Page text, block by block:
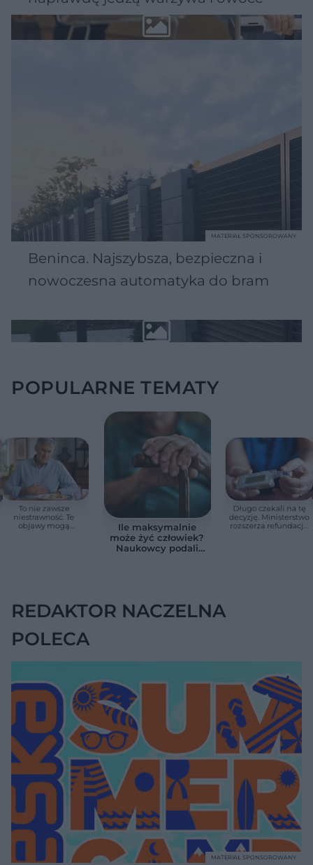
Beninca. Najszybsza, bezpieczna i
nowoczesna automatyka do bram
MATERIAŁ SPONSOROWANY
POPULARNE TEMATY
To nie zawsze
niestrawność. Te
objawy mogą
Ile maksymalnie
może żyć człowiek?
Naukowcy podali
Długo czekali na tę
decyzję. Ministerstwo
rozszerza refundację
REDAKTOR NACZELNA
POLECA
MATERIAŁ SPONSOROWANY